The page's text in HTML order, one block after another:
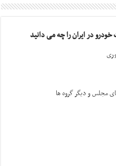
در ایران را چه می دانید
مجلس و دیگر گروه ها